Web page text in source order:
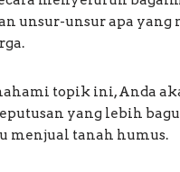
unsur-unsur apa yang
topik ini, Anda
yang lebih
menjual tanah humus.